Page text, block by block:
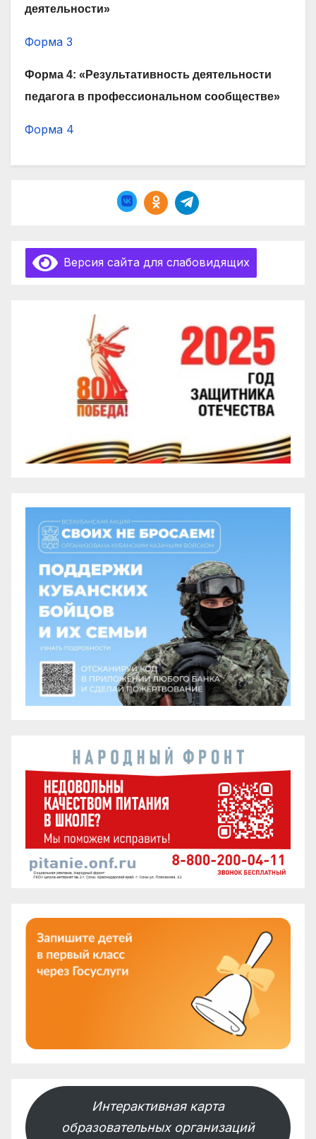
деятельности»
Форма 3
Форма 4: «Результативность деятельности
педагога в профессиональном сообществе»
Форма 4
Версия сайта для слабовидящих
Интерактивная карта
образовательных организаций